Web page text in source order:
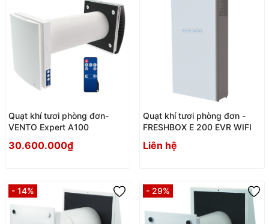
Quạt khí tươi phòng đơn-
VENTO Expert A100
30.600.000₫
Quạt khí tươi phòng đơn -
FRESHBOX E 200 EVR WIFI
Liên hệ
- 14% - 29%